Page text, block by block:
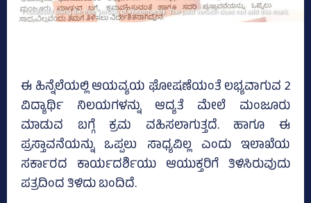
ಈ ಹಿನ್ನೆಲೆಯಲ್ಲಿ ಆಯವ್ಯಯ ಘೋಷಣೆಯಂತೆ ಲಭ್ಯವಾಗುವ 2
ವಿದ್ಯಾರ್ಥಿ ನಿಲಯಗಳನ್ನು ಆದ್ಯತೆ ಮೇಲೆ ಮಂಜೂರು
ಮಾಡುವ ಬಗ್ಗೆ ಕ್ರಮ ವಹಿಸಲಾಗುತ್ತದೆ. ಹಾಗೂ ಈ
ಪ್ರಸ್ತಾವನೆಯನ್ನು ಒಪ್ಪಲು ಸಾಧ್ಯವಿಲ್ಲ ಎಂದು ಇಲಾಖೆಯ
ಸರ್ಕಾರದ ಕಾರ್ಯದರ್ಶಿಯು ಆಯುಕ್ತರಿಗೆ ತಿಳಿಸಿರುವುದು
ಪತ್ರದಿಂದ ತಿಳಿದು ಬಂದಿದೆ.